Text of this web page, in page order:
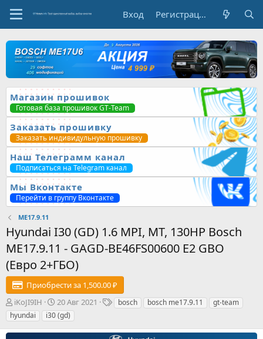
Вход Регистрация
Магазин прошивок
Готовая база прошивок GT-Team
Заказать прошивку
Заказать индивидульную прошивку
Наш Телеграмм канал
Подписаться на Telegram канал
Мы Вконтакте
Перейти в группу Вконтакте
ME17.9.11
Hyundai I30 (GD) 1.6 MPI, MT, 130HP Bosch
ME17.9.11 - GAGD-BE46FS00600 E2 GBO
(Евро 2+ГБО)
Приобрести за 1,500.00 ₽
А
в
т
о
iKoJI9IH
Д
а
т
а
20 Авг 2021
Т
и
bosch bosch me17.9.11
gt-team
hyundai
i30 (gd)